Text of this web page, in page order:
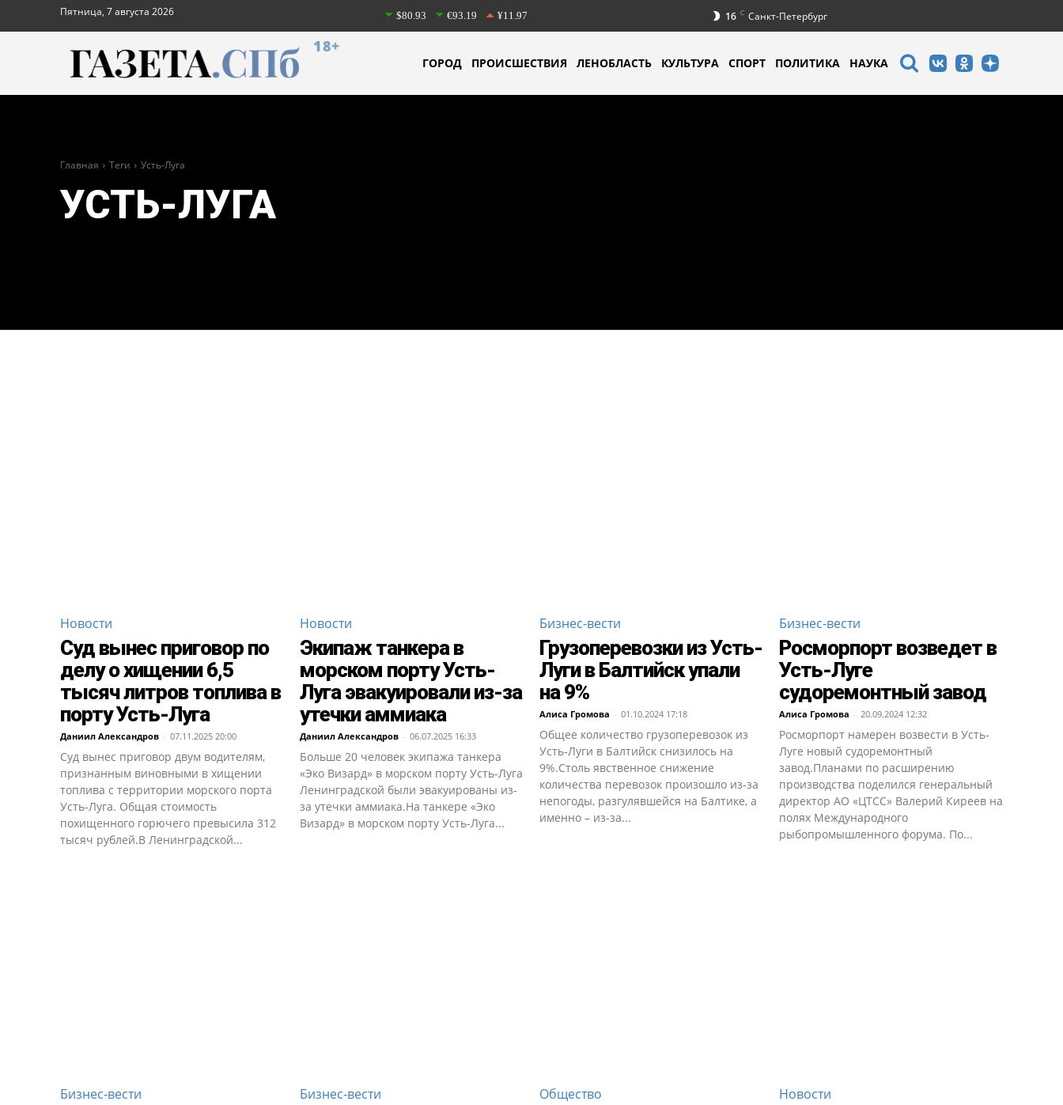
Пятница, 7 августа 2026 $80.93 €93.19 ¥11.97 16 C Санкт-Петербург
18+
ГОРОД ПРОИСШЕСТВИЯ ЛЕНОБЛАСТЬ КУЛЬТУРА СПОРТ ПОЛИТИКА НАУКА
Главная Теги Усть-Луга
УСТЬ-ЛУГА
Новости
Суд вынес приговор по
делу о хищении 6,5
тысяч литров топлива в
порту Усть-Луга
Даниил Александров - 07.11.2025 20:00
Суд вынес приговор двум водителям,
признанным виновными в хищении
топлива с территории морского порта
Усть-Луга. Общая стоимость
похищенного горючего превысила 312
тысяч рублей.В Ленинградской...
Новости
Экипаж танкера в
морском порту Усть-
Луга эвакуировали из-за
утечки аммиака
Даниил Александров - 06.07.2025 16:33
Больше 20 человек экипажа танкера
«Эко Визард» в морском порту Усть-Луга
Ленинградской были эвакуированы из-
за утечки аммиака.На танкере «Эко
Визард» в морском порту Усть-Луга...
Бизнес-вести
Грузоперевозки из Усть-
Луги в Балтийск упали
на 9%
Алиса Громова - 01.10.2024 17:18
Общее количество грузоперевозок из
Усть-Луги в Балтийск снизилось на
9%.Столь явственное снижение
количества перевозок произошло из-за
непогоды, разгулявшейся на Балтике, а
именно – из-за...
Бизнес-вести
Росморпорт возведет в
Усть-Луге
судоремонтный завод
Алиса Громова - 20.09.2024 12:32
Росморпорт намерен возвести в Усть-
Луге новый судоремонтный
завод.Планами по расширению
производства поделился генеральный
директор АО «ЦТСС» Валерий Киреев на
полях Международного
рыбопромышленного форума. По...
Бизнес-вести Бизнес-вести Общество Новости